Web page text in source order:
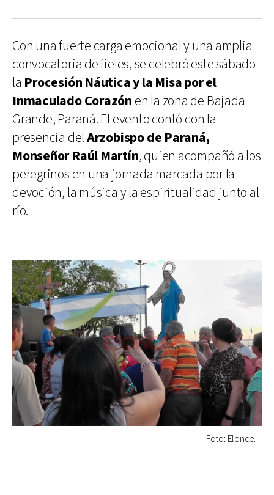
Con una fuerte carga emocional y una amplia
convocatoria de fieles, se celebró este sábado
la Procesión Náutica y la Misa por el
Inmaculado Corazón en la zona de Bajada
Grande, Paraná. El evento contó con la
presencia delArzobispo de Paraná,
Monseñor Raúl Martín, quien acompañó a los
peregrinos en una jornada marcada por la
devoción, la música y la espiritualidad junto al
río.
Foto: Elonce.